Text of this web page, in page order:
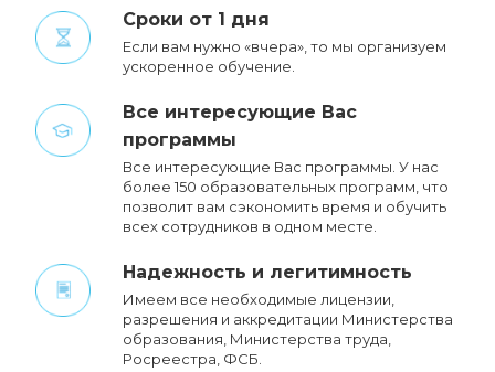
Сроки от 1 дня
Если вам нужно «вчера», то мы организуем
ускоренное обучение.
Все интересующие Вас
программы
Все интересующие Вас программы. У нас
более 150 образовательных программ, что
позволит вам сэкономить время и обучить
всех сотрудников в одном месте.
Надежность и легитимность
Имеем все необходимые лицензии,
разрешения и аккредитации Министерства
образования, Министерства труда,
Росреестра, ФСБ.